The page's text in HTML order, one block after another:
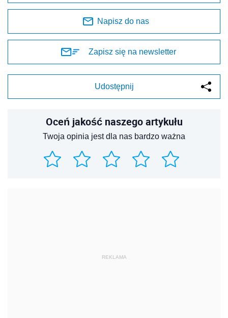
Napisz do nas
Zapisz się na newsletter
Udostępnij
Oceń jakość naszego artykułu
Twoja opinia jest dla nas bardzo ważna
REKLAMA